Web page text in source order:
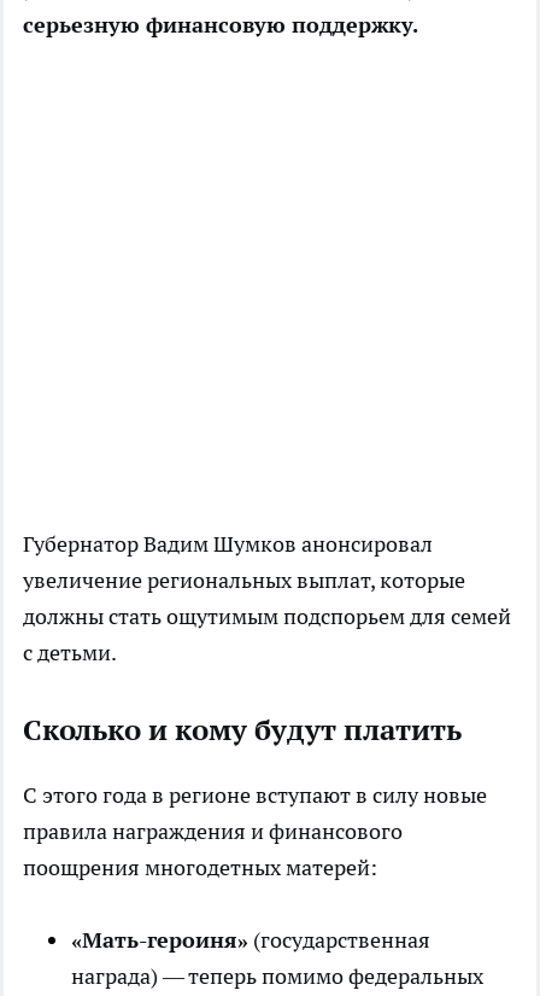
серьезную финансовую поддержку.
Губернатор Вадим Шумков анонсировал
увеличение региональных выплат, которые
должны стать ощутимым подспорьем для семей
с детьми.
Сколько и кому будут платить
С этого года в регионе вступают в силу новые
правила награждения и финансового
поощрения многодетных матерей:
«Мать-героиня» (государственная
награда) — теперь помимо федеральных